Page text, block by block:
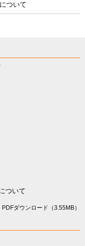
ついて
ついて
PDFダウンロード（3.55MB）